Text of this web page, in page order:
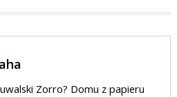
Zorro? Domu z papieru